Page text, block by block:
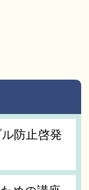
防止啓発